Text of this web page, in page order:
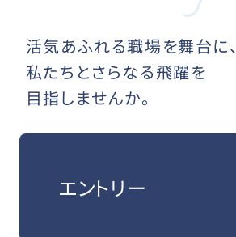
活気あふれる職場を舞台に、
私たちとさらなる飛躍を
目指しませんか。
エントリー